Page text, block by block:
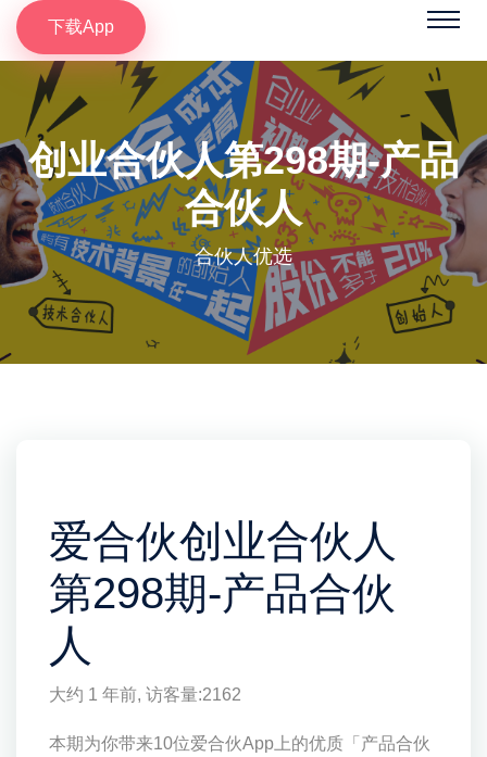
下载App
创业合伙人第298期-产品
合伙人
合伙人优选
爱合伙创业合伙人
第298期-产品合伙
人
大约 1 年前, 访客量:2162
本期为你带来10位爱合伙App上的优质「产品合伙